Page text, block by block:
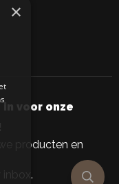
voor onze
producten en
inbox.
×